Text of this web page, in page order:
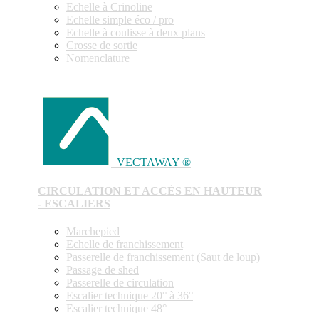
Echelle à Crinoline
Echelle simple éco / pro
Echelle à coulisse à deux plans
Crosse de sortie
Nomenclature
VECTAWAY ®
CIRCULATION ET ACCÈS EN HAUTEUR
- ESCALIERS
Marchepied
Echelle de franchissement
Passerelle de franchissement (Saut de loup)
Passage de shed
Passerelle de circulation
Escalier technique 20° à 36°
Escalier technique 48°